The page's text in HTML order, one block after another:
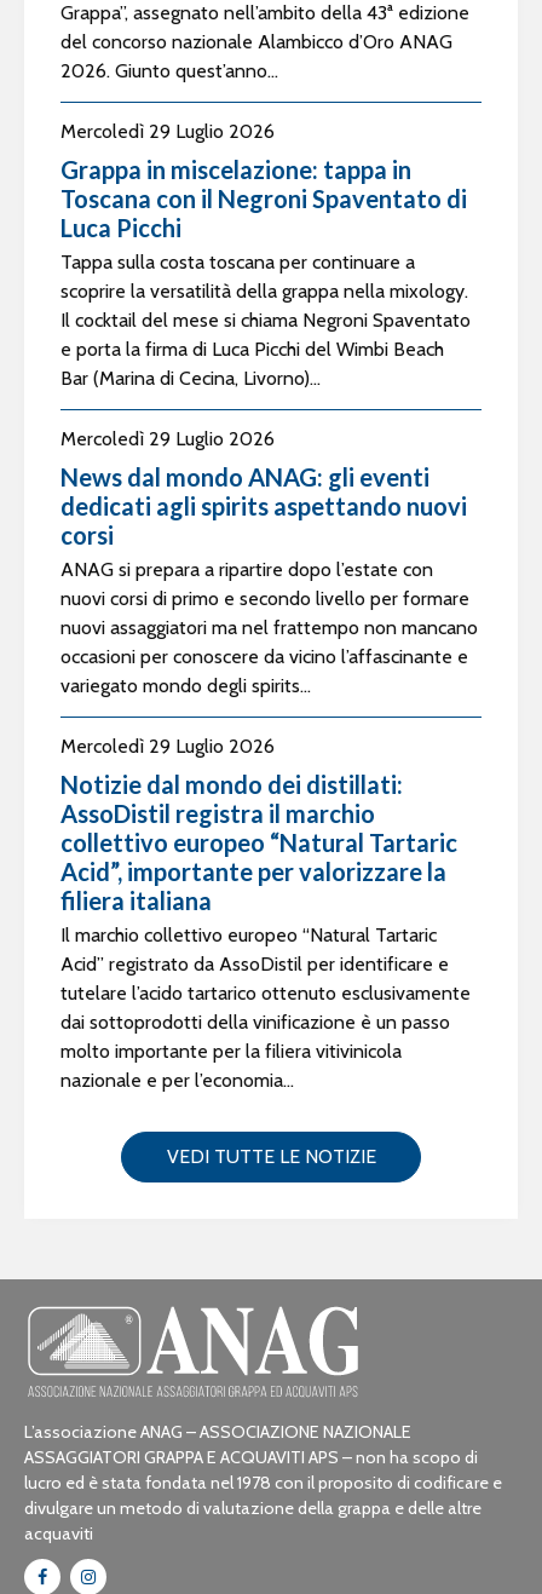
Grappa”, assegnato nell’ambito della 43ª edizione
del concorso nazionale Alambicco d’Oro ANAG
2026. Giunto quest’anno...
Mercoledì 29 Luglio 2026
Grappa in miscelazione: tappa in
Toscana con il Negroni Spaventato di
Luca Picchi
Tappa sulla costa toscana per continuare a
scoprire la versatilità della grappa nella mixology.
Il cocktail del mese si chiama Negroni Spaventato
e porta la firma di Luca Picchi del Wimbi Beach
Bar (Marina di Cecina, Livorno)...
Mercoledì 29 Luglio 2026
News dal mondo ANAG: gli eventi
dedicati agli spirits aspettando nuovi
corsi
ANAG si prepara a ripartire dopo l’estate con
nuovi corsi di primo e secondo livello per formare
nuovi assaggiatori ma nel frattempo non mancano
occasioni per conoscere da vicino l’affascinante e
variegato mondo degli spirits...
Mercoledì 29 Luglio 2026
Notizie dal mondo dei distillati:
AssoDistil registra il marchio
collettivo europeo “Natural Tartaric
Acid”, importante per valorizzare la
filiera italiana
Il marchio collettivo europeo “Natural Tartaric
Acid” registrato da AssoDistil per identificare e
tutelare l’acido tartarico ottenuto esclusivamente
dai sottoprodotti della vinificazione è un passo
molto importante per la filiera vitivinicola
nazionale e per l’economia...
VEDI TUTTE LE NOTIZIE
L’associazione ANAG – ASSOCIAZIONE NAZIONALE
ASSAGGIATORI GRAPPA E ACQUAVITI APS – non ha scopo di
lucro ed è stata fondata nel 1978 con il proposito di codificare e
divulgare un metodo di valutazione della grappa e delle altre
acquaviti